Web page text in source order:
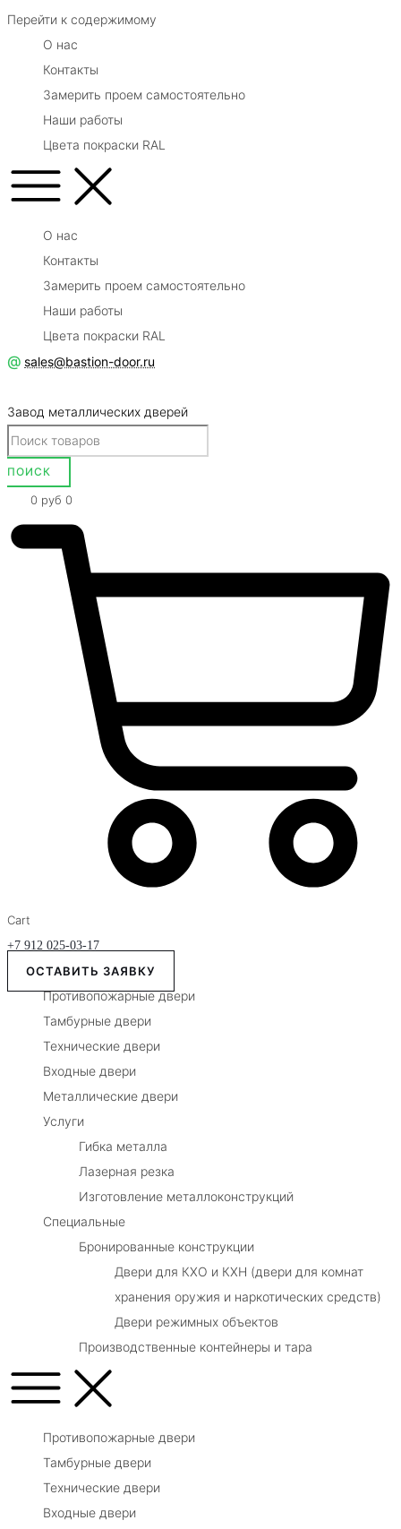
Перейти к содержимому
О нас
Контакты
Замерить проем самостоятельно
Наши работы
Цвета покраски RAL
О нас
Контакты
Замерить проем самостоятельно
Наши работы
Цвета покраски RAL
@ sales@bastion-door.ru
Завод металлических дверей
0 руб 0
Cart
+7 912 025-03-17
ОСТАВИТЬ ЗАЯВКУ
Противопожарные двери
Тамбурные двери
Технические двери
Входные двери
Металлические двери
Услуги
Гибка металла
Лазерная резка
Изготовление металлоконструкций
Специальные
Бронированные конструкции
Двери для КХО и КХН (двери для комнат
хранения оружия и наркотических средств)
Двери режимных объектов
Производственные контейнеры и тара
Противопожарные двери
Тамбурные двери
Технические двери
Входные двери